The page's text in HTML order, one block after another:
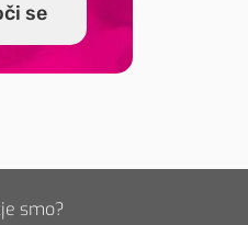
se
smo?